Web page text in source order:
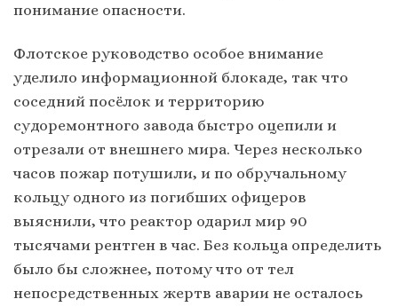
понимание опасности.
Флотское руководство особое внимание
уделило информационной блокаде, так что
соседний посёлок и территорию
судоремонтного завода быстро оцепили и
отрезали от внешнего мира. Через несколько
часов пожар потушили, и по обручальному
кольцу одного из погибших офицеров
выяснили, что реактор одарил мир 90
тысячами рентген в час. Без кольца определить
было бы сложнее, потому что от тел
непосредственных жертв аварии не осталось